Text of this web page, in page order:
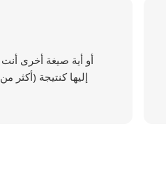
إليها كنتيجة (أكثر من 200 صيغة مدعومة)